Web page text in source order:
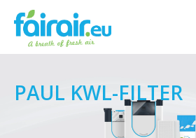
PAUL KWL-FILTER